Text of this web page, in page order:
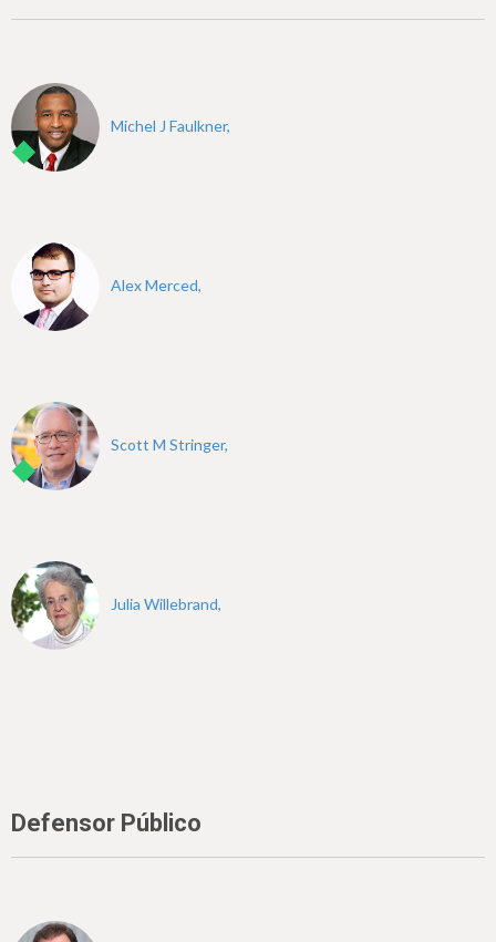
Michel J Faulkner,
Alex Merced,
Scott M Stringer,
Julia Willebrand,
Defensor Público